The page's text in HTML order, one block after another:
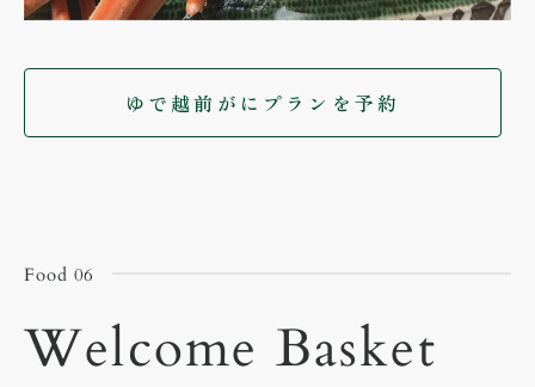
ゆで越前がにプランを予約
Food 06
Welcome Basket